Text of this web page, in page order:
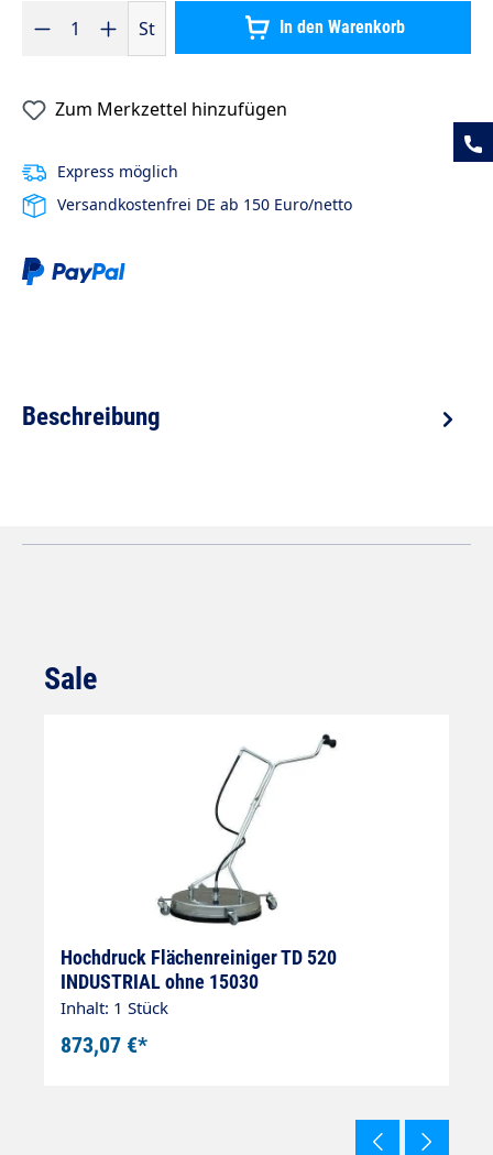
Produkt Anzahl: Gib den gewünschten Wert ein oder benutze
St In den Warenkorb
Zum Merkzettel hinzufügen
Express möglich
Versandkostenfrei DE ab 150 Euro/netto
Beschreibung
Produktgalerie überspringen
Sale
Hochdruck Flächenreiniger TD 520
INDUSTRIAL ohne 15030
Inhalt: 1 Stück
873,07 €*